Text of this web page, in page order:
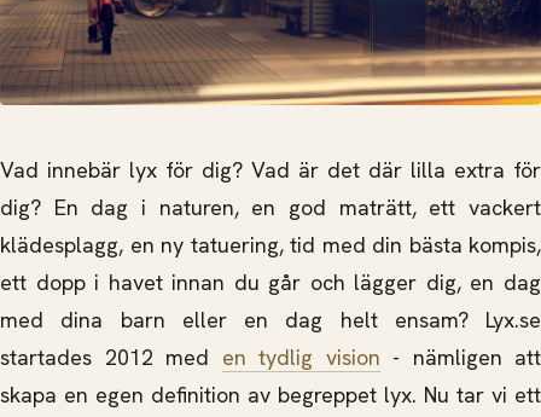
Vad innebär lyx för dig? Vad är det där lilla extra för
dig? En dag i naturen, en god maträtt, ett vackert
klädesplagg, en ny tatuering, tid med din bästa kompis,
ett dopp i havet innan du går och lägger dig, en dag
med dina barn eller en dag helt ensam? Lyx.se
startades 2012 med en tydlig vision - nämligen att
skapa en egen definition av begreppet lyx. Nu tar vi ett